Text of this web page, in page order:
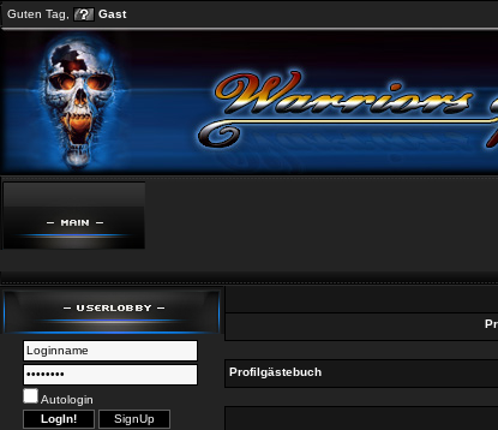
Guten Tag, Gast
Autologin
Profilgästebuch